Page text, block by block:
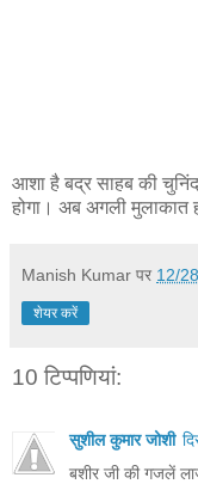
आशा है बद्र साहब की
होगा। अब अगली मुलाकात
Manish Kumar पर 12/
शेयर करें
10 टिप्‍पणियां:
सुशील कुमार जोशी
बशीर जी की गजलें